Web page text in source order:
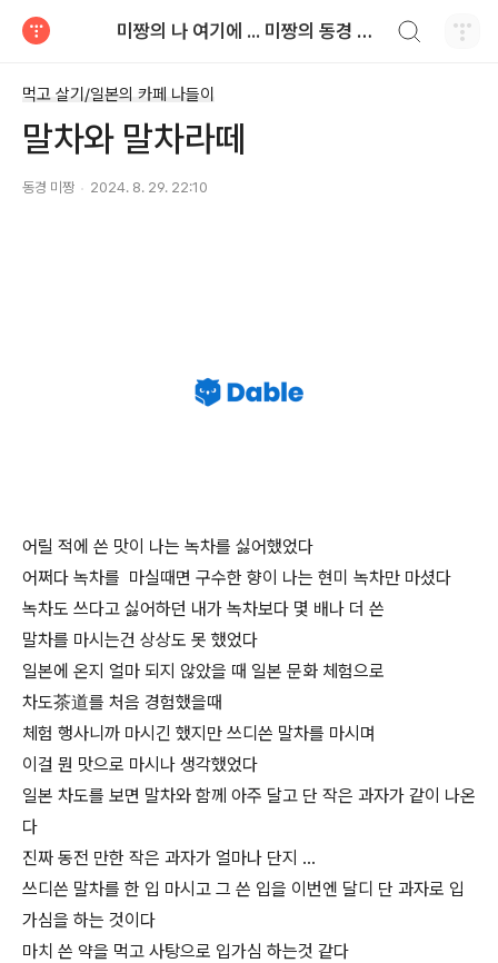
미짱의 나 여기에 ... 미짱의 동경 생활
먹고 살기/일본의 카페 나들이
말차와 말차라떼
동경 미짱 2024. 8. 29. 22:10
어릴 적에 쓴 맛이 나는 녹차를 싫어했었다
어쩌다 녹차를 마실때면 구수한 향이 나는 현미 녹차만 마셨다
녹차도 쓰다고 싫어하던 내가 녹차보다 몇 배나 더 쓴
말차를 마시는건 상상도 못 했었다
일본에 온지 얼마 되지 않았을 때 일본 문화 체험으로
차도茶道를 처음 경험했을때
체험 행사니까 마시긴 했지만 쓰디쓴 말차를 마시며
이걸 뭔 맛으로 마시나 생각했었다
일본 차도를 보면 말차와 함께 아주 달고 단 작은 과자가 같이 나온
다
진짜 동전 만한 작은 과자가 얼마나 단지 …
쓰디쓴 말차를 한 입 마시고 그 쓴 입을 이번엔 달디 단 과자로 입
가심을 하는 것이다
마치 쓴 약을 먹고 사탕으로 입가심 하는것 같다